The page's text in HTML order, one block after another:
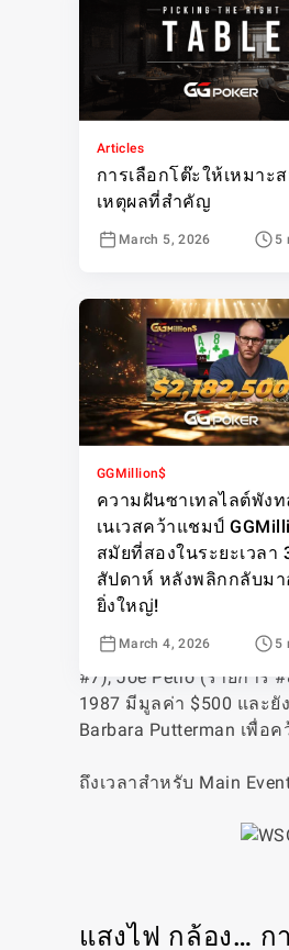
เรื่องราวของ
ในปี 1987 ตำนานโป๊กเ
มาเล่นเกมนี้ในทศวรรษต่
เล่นคนแรกที่ไม่ได้เกิดใ
ที่สุดจนถึงตอนนั้นและปีนั้
ตารางการแข่งขั
มีเพียง 11 รายการที่เกิด
ก็ตามไม่มีการขาดแคลน
$1,000 ซึ่งมีผู้เข้าร่วมอย่
ของซีรีส์ปี 1987 และราง
Billy Baxter ชนะรายกา
$153,000 รายการที่ 3 ซึ่
อดีตนักกีฬาดาวรุ่งและท
ชัยชนะในรายการสำหรับ
#7), Joe Petro (รายการ
1987 มีมูลค่า $500 และยั
Barbara Putterman เพื่อ
ถึงเวลาสำหรับ Main
แสงไฟ กล้อง… ก
Articles
การเลือกโต๊ะให้เหมาะ
เหตุผลที่สำคัญ
March 5, 2026 5
GGMillion$
ความฝันซาเทลไลต์พังท
เนเวสคว้าแชมป์
สมัยที่สองในระยะเวลา
สัปดาห์ หลังพลิกกลับมา
ยิ่งใหญ่!
March 4, 2026 5